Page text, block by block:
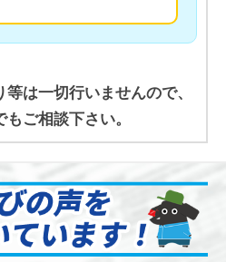
は一切行いませんので、
ご相談下さい。